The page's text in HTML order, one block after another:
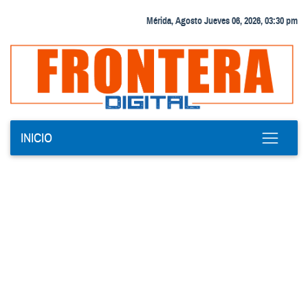
Mérida, Agosto Jueves 06, 2026, 03:30 pm
INICIO